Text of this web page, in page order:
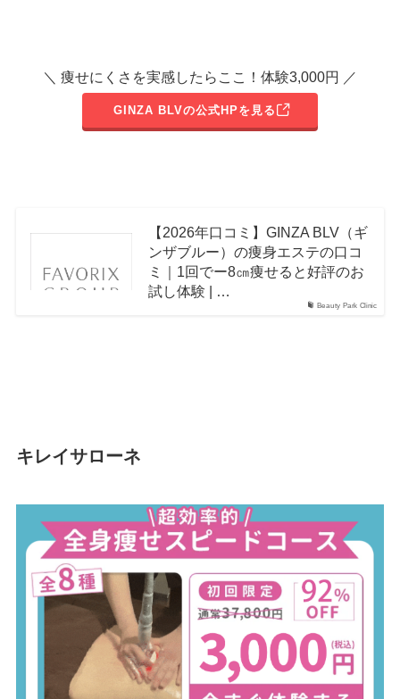
＼ 痩せにくさを実感したらここ！体験3,000円 ／
GINZA BLVの公式HPを見る
Beauty Park Clinic
【2026年口コミ】GINZA BLV（ギ
ンザブルー）の痩身エステの口コ
ミ｜1回でー8㎝痩せると好評のお
試し体験 | …
キレイサローネ